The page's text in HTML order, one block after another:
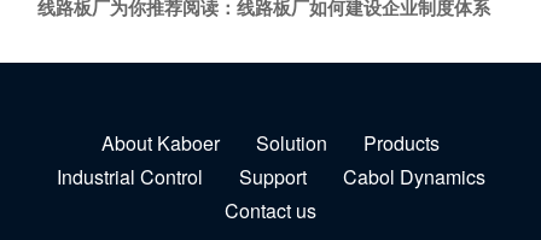
线路板厂为你推荐阅读： 线路板厂如何建设企业制度体系
About Kaboer Solution
Products
Industrial Control
Support
Cabol Dynamics
Contact us